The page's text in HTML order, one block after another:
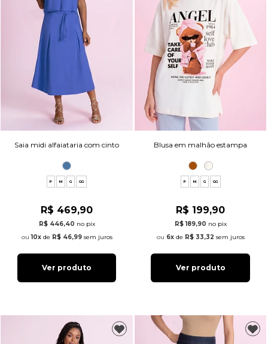
Saia midi alfaiataria com cinto
P M G GG
R$ 469,90
R$ 446,40 no pix
10xde R$ 46,99sem juros
Ver produto
Blusa em malhão estampa
P M G GG
R$ 199,90
R$ 189,90 no pix
6xde R$ 33,32 sem juros
Ver produto